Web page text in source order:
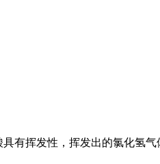
有挥发性，挥发出的氯化氢